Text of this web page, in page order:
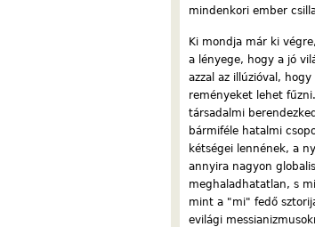
mindenkori ember
Ki mondja már ki
a lényege, hogy a jó
azzal az illúzióval,
reményeket lehet
társadalmi
bármiféle hatalmi
kétségei lennének, a
annyira nagyon
meghaladhatatlan, s
mint a "mi" fedő
evilági